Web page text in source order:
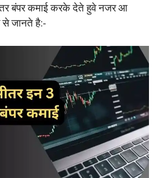
बंपर कमाई करके देते हुवे नजर आ
से जानते है:-